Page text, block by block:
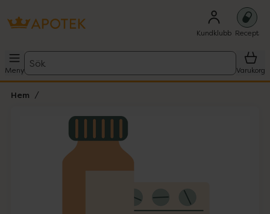
Kundklubb Recept
Meny
Sök
Varukorg
Hem
Lista: . Innehåller 1 objekt.